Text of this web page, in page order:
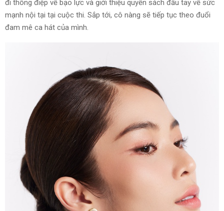
đi thông điệp về bạo lực và giới thiệu quyển sách đầu tay về sức
mạnh nội tại tại cuộc thi. Sắp tới, cô nàng sẽ tiếp tục theo đuổi
đam mê ca hát của mình.